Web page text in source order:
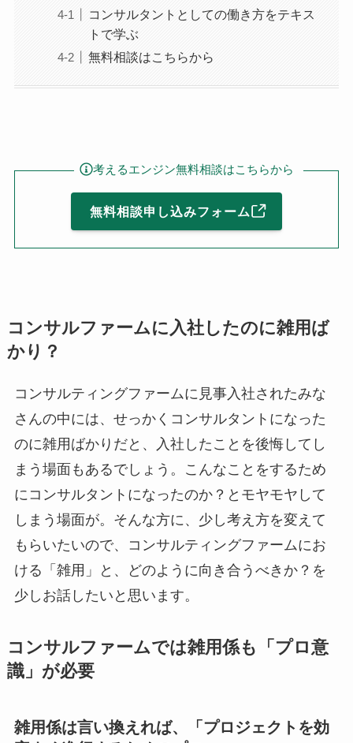
コンサルタントとしての働き方をテキス
トで学ぶ
無料相談はこちらから
考えるエンジン無料相談はこちらから
無料相談申し込みフォーム
コンサルファームに入社したのに雑用ば
かり？
コンサルティングファームに見事入社されたみな
さんの中には、せっかくコンサルタントになった
のに雑用ばかりだと、入社したことを後悔してし
まう場面もあるでしょう。こんなことをするため
にコンサルタントになったのか？とモヤモヤして
しまう場面が。そんな方に、少し考え方を変えて
もらいたいので、コンサルティングファームにお
ける「雑用」と、どのように向き合うべきか？を
少しお話したいと思います。
コンサルファームでは雑用係も「プロ意
識」が必要
雑用係は言い換えれば、「プロジェクトを効